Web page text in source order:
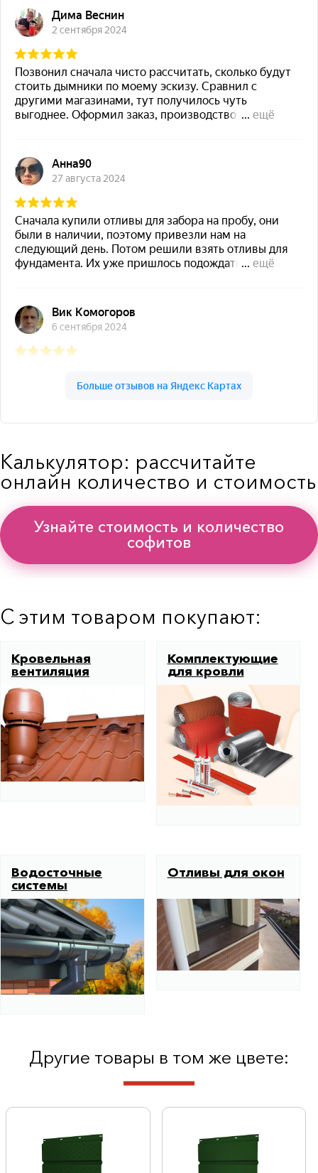
Калькулятор: рассчитайте
онлайн количество и стоимость
Узнайте стоимость и количество
софитов
С этим товаром покупают:
Кровельная
вентиляция
Комплектующие
для кровли
Водосточные
системы
Отливы для окон
Другие товары в том же цвете: